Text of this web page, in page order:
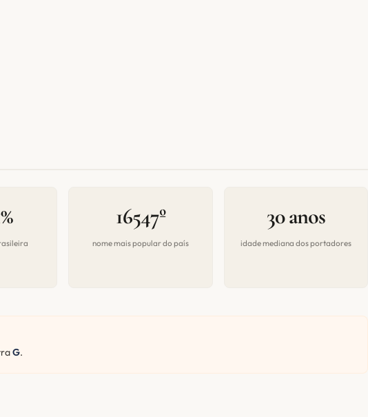
16547º
nome mais popular do país
30 anos
idade mediana dos portadores
G.